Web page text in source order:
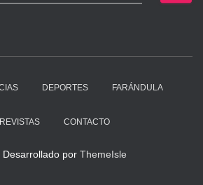
DEPORTES FARÁNDULA
CONTACTO
Desarrollado por ThemeIsle